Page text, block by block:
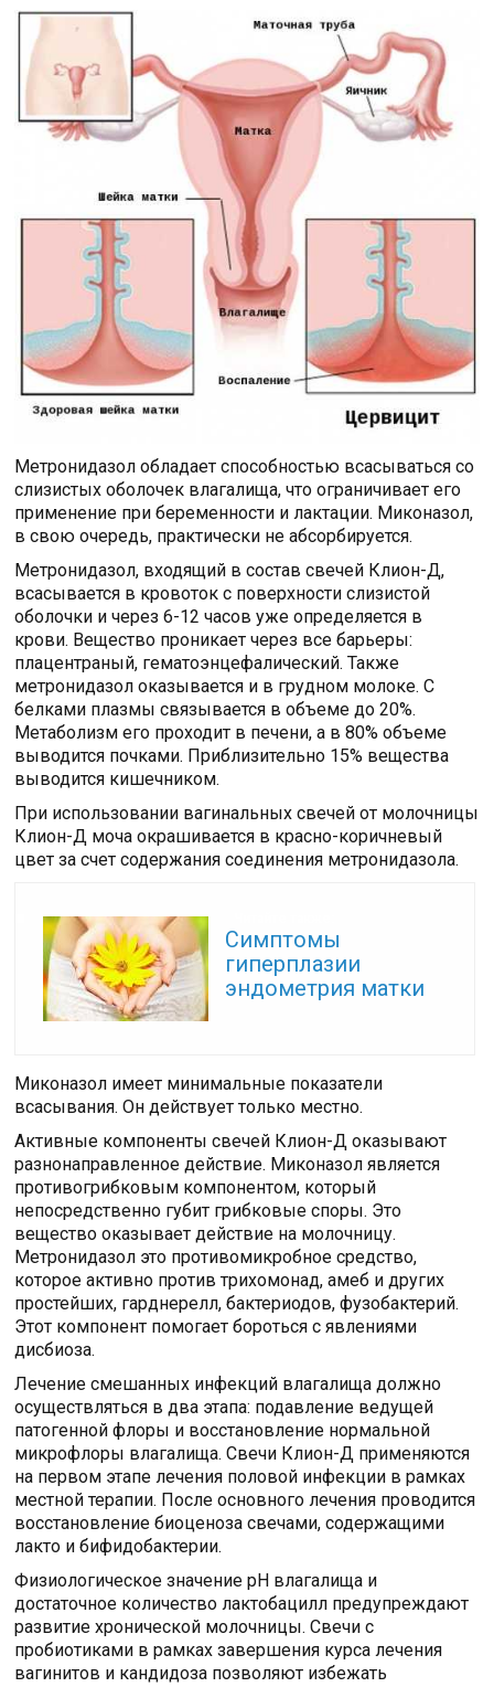
Метронидазол обладает способностью всасываться со
слизистых оболочек влагалища, что ограничивает его
применение при беременности и лактации. Миконазол,
в свою очередь, практически не абсорбируется.
Метронидазол, входящий в состав свечей Клион-Д,
всасывается в кровоток с поверхности слизистой
оболочки и через 6-12 часов уже определяется в
крови. Вещество проникает через все барьеры:
плацентраный, гематоэнцефалический. Также
метронидазол оказывается и в грудном молоке. С
белками плазмы связывается в объеме до 20%.
Метаболизм его проходит в печени, а в 80% объеме
выводится почками. Приблизительно 15% вещества
выводится кишечником.
При использовании вагинальных свечей от молочницы
Клион-Д моча окрашивается в красно-коричневый
цвет за счет содержания соединения метронидазола.
Симптомы
гиперплазии
эндометрия матки
Миконазол имеет минимальные показатели
всасывания. Он действует только местно.
Активные компоненты свечей Клион-Д оказывают
разнонаправленное действие. Миконазол является
противогрибковым компонентом, который
непосредственно губит грибковые споры. Это
вещество оказывает действие на молочницу.
Метронидазол это противомикробное средство,
которое активно против трихомонад, амеб и других
простейших, гарднерелл, бактериодов, фузобактерий.
Этот компонент помогает бороться с явлениями
дисбиоза.
Лечение смешанных инфекций влагалища должно
осуществляться в два этапа: подавление ведущей
патогенной флоры и восстановление нормальной
микрофлоры влагалища. Свечи Клион-Д применяются
на первом этапе лечения половой инфекции в рамках
местной терапии. После основного лечения проводится
восстановление биоценоза свечами, содержащими
лакто и бифидобактерии.
Физиологическое значение рН влагалища и
достаточное количество лактобацилл предупреждают
развитие хронической молочницы. Свечи с
пробиотиками в рамках завершения курса лечения
вагинитов и кандидоза позволяют избежать